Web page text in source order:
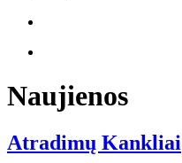
Naujienos
Atradimų Kankliai